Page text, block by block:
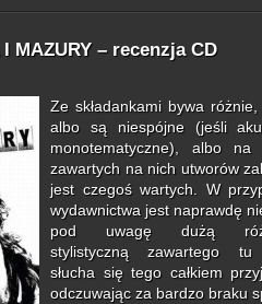
I MAZURY – recenzja CD
Ze składankami bywa
albo są niespójne (jeśli
monotematyczne), albo na
zawartych na nich utworów
jest czegoś wartych. W
wydawnictwa jest naprawdę
pod uwagę dużą
stylistyczną zawartego tu
słucha się tego całkiem
odczuwając za bardzo braku